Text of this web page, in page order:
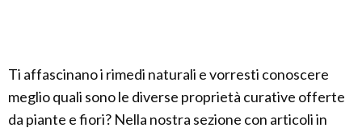
Ti affascinano i rimedi naturali e vorresti conoscere
meglio quali sono le diverse proprietà curative offerte
da piante e fiori? Nella nostra sezione con articoli in